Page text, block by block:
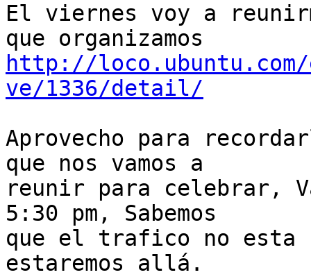
El viernes voy a
http://
ve/1336/detail/
Aprovecho para
que nos vamos a
reunir para celebrar,
5:30 pm, Sabemos
que el trafico no esta
estaremos allá.